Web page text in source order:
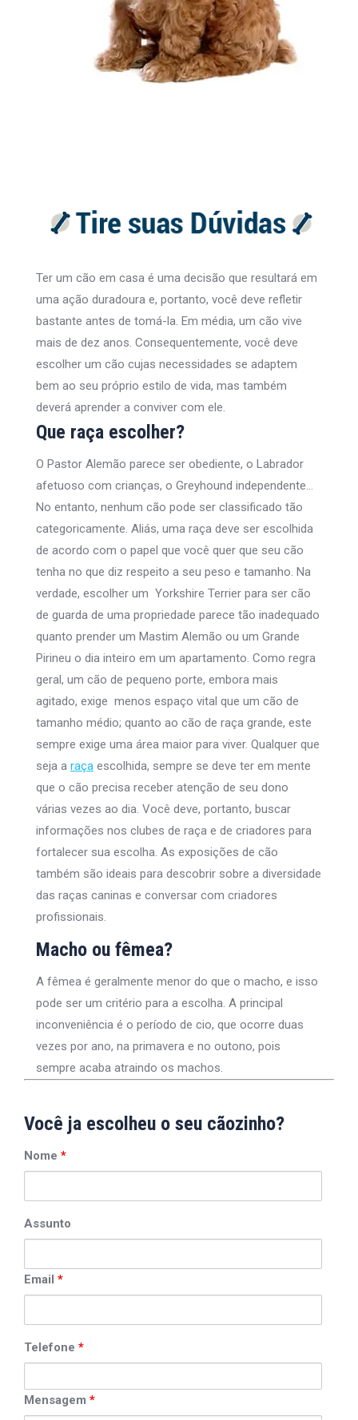
Ter um cão em casa é uma decisão que resultará em
uma ação duradoura e, portanto, você deve refletir
bastante antes de tomá-la. Em média, um cão vive
mais de dez anos. Consequentemente, você deve
escolher um cão cujas necessidades se adaptem
bem ao seu próprio estilo de vida, mas também
deverá aprender a conviver com ele.
Que raça escolher?
O Pastor Alemão parece ser obediente, o Labrador
afetuoso com crianças, o Greyhound independente…
No entanto, nenhum cão pode ser classificado tão
categoricamente. Aliás, uma raça deve ser escolhida
de acordo com o papel que você quer que seu cão
tenha no que diz respeito a seu peso e tamanho. Na
verdade, escolher um Yorkshire Terrier para ser cão
de guarda de uma propriedade parece tão inadequado
quanto prender um Mastim Alemão ou um Grande
Pirineu o dia inteiro em um apartamento. Como regra
geral, um cão de pequeno porte, embora mais
agitado, exige menos espaço vital que um cão de
tamanho médio; quanto ao cão de raça grande, este
sempre exige uma área maior para viver. Qualquer que
seja a raça escolhida, sempre se deve ter em mente
que o cão precisa receber atenção de seu dono
várias vezes ao dia. Você deve, portanto, buscar
informações nos clubes de raça e de criadores para
fortalecer sua escolha. As exposições de cão
também são ideais para descobrir sobre a diversidade
das raças caninas e conversar com criadores
profissionais.
Macho ou fêmea?
A fêmea é geralmente menor do que o macho, e isso
pode ser um critério para a escolha. A principal
inconveniência é o período de cio, que ocorre duas
vezes por ano, na primavera e no outono, pois
sempre acaba atraindo os machos.
Você ja escolheu o seu cãozinho?
Nome *
Assunto
Email *
Telefone *
Mensagem *